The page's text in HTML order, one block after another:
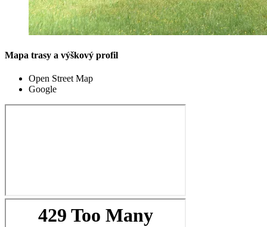
Mapa trasy a výškový profil
Open Street Map
Google